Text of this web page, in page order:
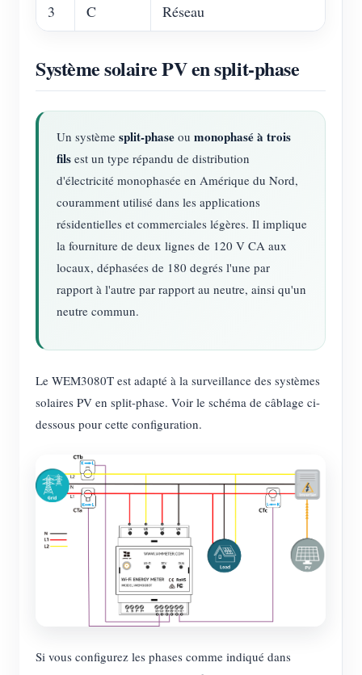
3 C Réseau
Système solaire PV en split-phase
Un système split-phase ou monophasé à trois
fils est un type répandu de distribution
d'électricité monophasée en Amérique du Nord,
couramment utilisé dans les applications
résidentielles et commerciales légères. Il implique
la fourniture de deux lignes de 120 V CA aux
locaux, déphasées de 180 degrés l'une par
rapport à l'autre par rapport au neutre, ainsi qu'un
neutre commun.
Le WEM3080T est adapté à la surveillance des systèmes
solaires PV en split-phase. Voir le schéma de câblage ci-
dessous pour cette configuration.
Si vous configurez les phases comme indiqué dans